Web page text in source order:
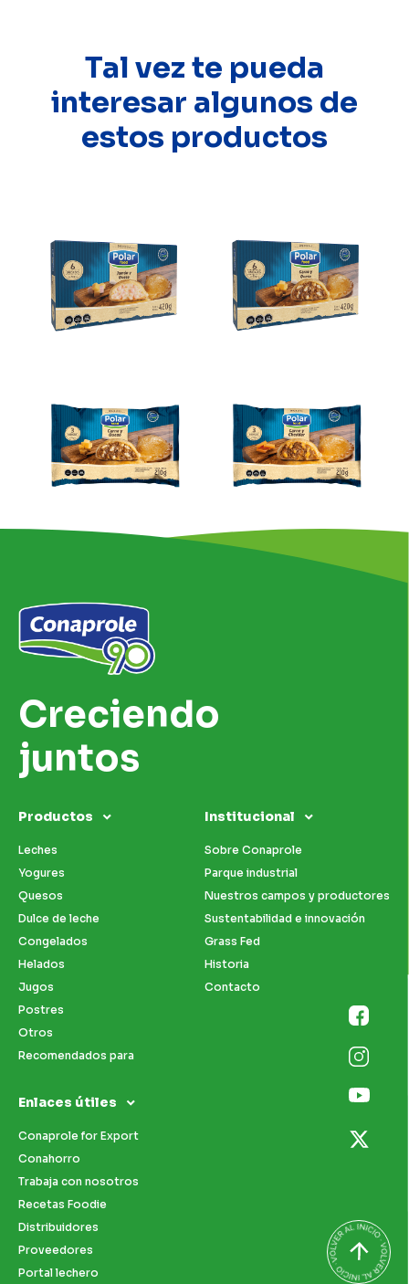
Tal vez te pueda
interesar algunos de
estos productos
Creciendo
juntos
Productos
Leches
Yogures
Quesos
Dulce de leche
Congelados
Helados
Jugos
Postres
Otros
Recomendados para
Institucional
Sobre Conaprole
Parque industrial
Nuestros campos y productores
Sustentabilidad e innovación
Grass Fed
Historia
Contacto
Enlaces útiles
Conaprole for Export
Conahorro
Trabaja con nosotros
Recetas Foodie
Distribuidores
Proveedores
Portal lechero